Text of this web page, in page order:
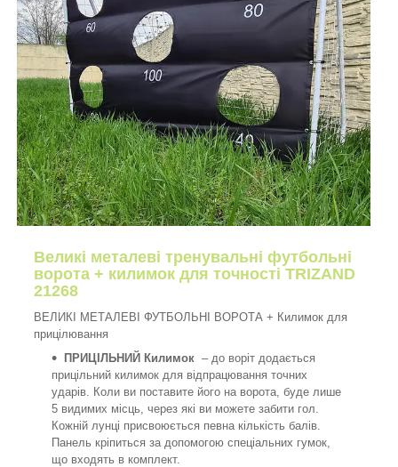
Великі металеві тренувальні футбольні
ворота + килимок для точності TRIZAND
21268
ВЕЛИКІ МЕТАЛЕВІ ФУТБОЛЬНІ ВОРОТА + Килимок для
прицілювання
ПРИЦІЛЬНИЙ Килимок – до воріт додається
прицільний килимок для відпрацювання точних
ударів. Коли ви поставите його на ворота, буде лише
5 видимих ​​місць, через які ви можете забити гол.
Кожній лунці присвоюється певна кількість балів.
Панель кріпиться за допомогою спеціальних гумок,
що входять в комплект.